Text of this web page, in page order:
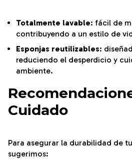
Totalmente lavable: fácil de
contribuyendo a un estilo de
Esponjas reutilizables:
reduciendo el desperdicio y
ambiente.
Cuidado
Para asegurar la durabilidad de
sugerimos: